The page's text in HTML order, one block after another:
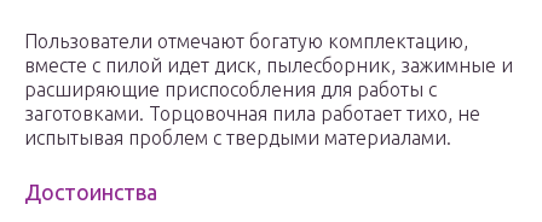
Пользователи отмечают богатую комплектацию,
вместе с пилой идет диск, пылесборник, зажимные и
расширяющие приспособления для работы с
заготовками. Торцовочная пила работает тихо, не
испытывая проблем с твердыми материалами.
Достоинства